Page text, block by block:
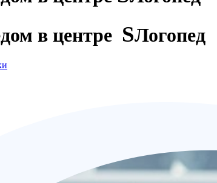
в центре SЛогопед